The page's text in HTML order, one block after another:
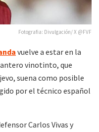
Fotografia: Divulgación/ X @FVF
vuelve a estar en la
vinotinto, que
suena como posible
por el técnico español
Carlos Vivas y